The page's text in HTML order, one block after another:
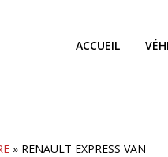
ACCUEIL
» RENAULT EXPRESS VAN